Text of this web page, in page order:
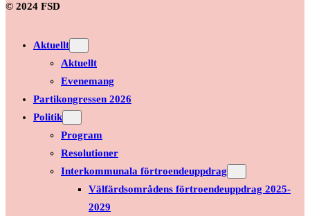
© 2024 FSD
Aktuellt
Aktuellt
Evenemang
Partikongressen 2026
Politik
Program
Resolutioner
Interkommunala förtroendeuppdrag
Välfärdsområdens förtroendeuppdrag 2025-
2029